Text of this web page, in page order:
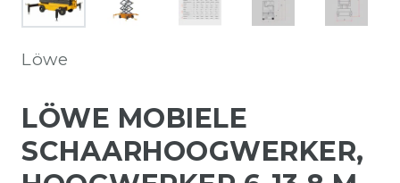
Löwe
LÖWE MOBIELE
SCHAARHOOGWERKER,